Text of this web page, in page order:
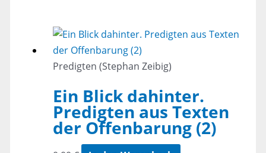
Predigten (Stephan Zeibig)
Ein Blick dahinter.
Predigten aus Texten
der Offenbarung (2)